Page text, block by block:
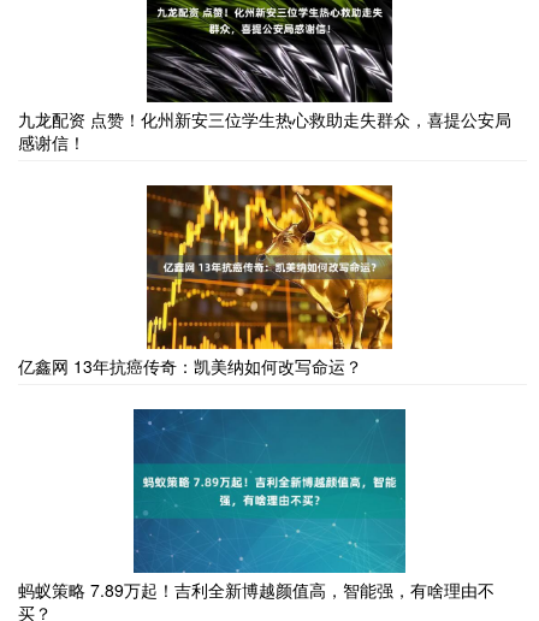
九龙配资 点赞！化州新安三位学生热心救助走失群众，喜提公安局
感谢信！
亿鑫网 13年抗癌传奇：凯美纳如何改写命运？
蚂蚁策略 7.89万起！吉利全新博越颜值高，智能强，有啥理由不
买？